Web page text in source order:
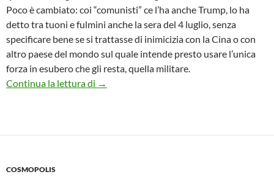
Poco è cambiato: coi “comunisti” ce l’ha anche Trump, lo ha
detto tra tuoni e fulmini anche la sera del 4 luglio, senza
specificare bene se si trattasse di inimicizia con la Cina o con
altro paese del mondo sul quale intende presto usare l’unica
forza in esubero che gli resta, quella militare.
Continua la lettura di In God We Trust, Paperone riscommette
→
COSMOPOLIS